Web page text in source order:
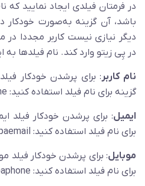
در فرمتان فیلدی ایجاد نمایید که
باشد، آن گزینه به‌صورت خودکار
دیگر نیازی نیست کاربر مجددا در
در پِی زیتو وارد کند. نام فیلد‌ها
نام کاربر: برای پرشدن خودکار
گزینه برای نام فیلد استفاده کنید: paname
ایمیل: برای پرشدن خودکار فیلد
برای نام فیلد استفاده کنید: paemail
موبایل: برای پرشدن خودکار فیلد
برای نام فیلد استفاده کنید: paphone